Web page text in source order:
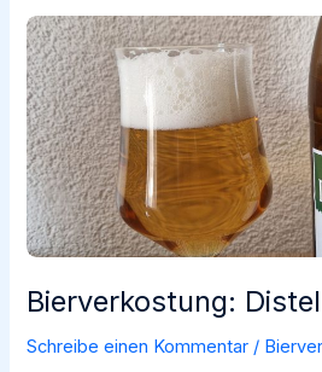
Pils,
Helles
und
Lager?
Bierverkostung:
Schreibe einen Kommentar /